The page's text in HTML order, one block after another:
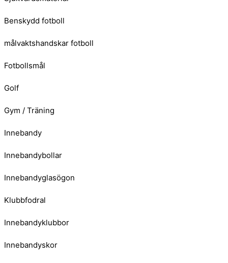
Benskydd fotboll
målvaktshandskar fotboll
Fotbollsmål
Golf
Gym / Träning
Innebandy
Innebandybollar
Innebandyglasögon
Klubbfodral
Innebandyklubbor
Innebandyskor